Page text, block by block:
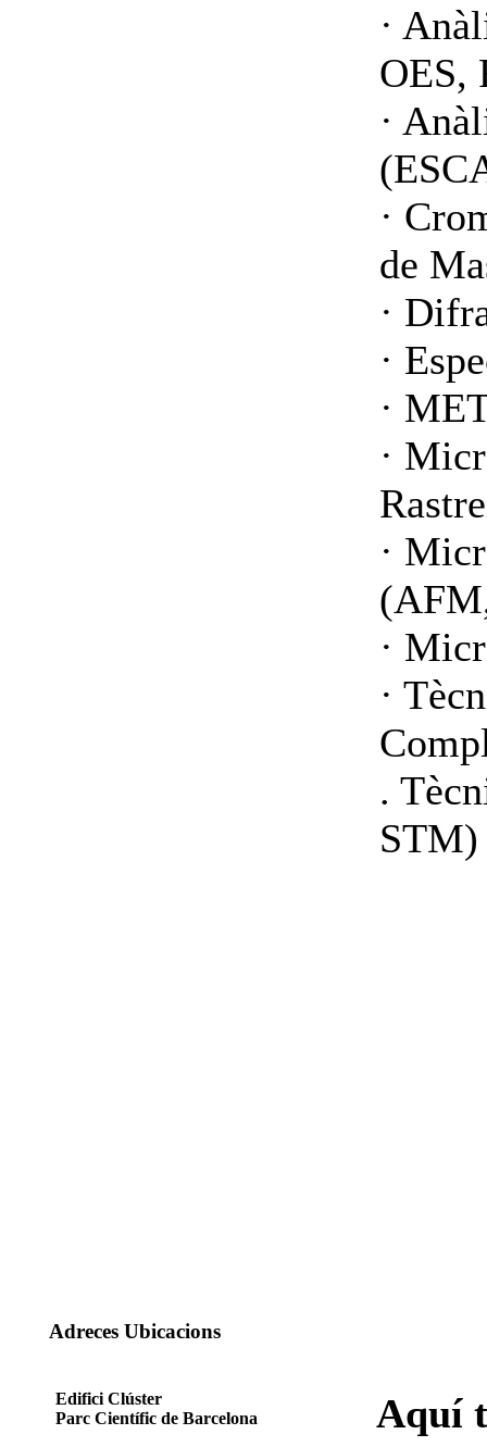
·
OES,
·
·
de
·
·
·
·
·
·
·
.
STM)
Adreces Ubicacions
Edifici Clúster
Parc Científic de Barcelona
Aquí